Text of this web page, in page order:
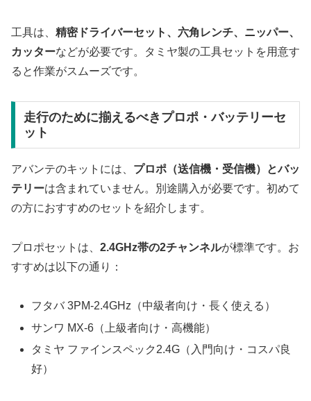
工具は、 精密ドライバーセット、六角レンチ、ニッパー、
カッターなどが必要です。タミヤ製の工具セットを用意す
ると作業がスムーズです。
走行のために揃えるべきプロポ・バッテリーセ
ット
アバンテのキットには、 プロポ（送信機・受信機）とバッ
テリーは含まれていません。別途購入が必要です。初めて
の方におすすめのセットを紹介します。
プロポセットは、 2.4GHz帯の2チャンネルが標準です。お
すすめは以下の通り：
フタバ 3PM-2.4GHz（中級者向け・長く使える）
サンワ MX-6（上級者向け・高機能）
タミヤ ファインスペック2.4G（入門向け・コスパ良
好）